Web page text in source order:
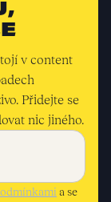
v content
Přidejte se
nic jiného.
a se